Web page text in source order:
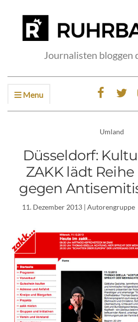
Journalisten bloggen
Menu
Umland
Düsseldorf:
ZAKK lädt Reihe
gegen
11. Dezember 2013| Autorengruppe